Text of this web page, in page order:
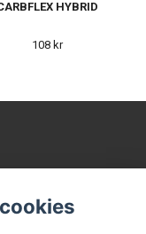
HYBRID
108 kr